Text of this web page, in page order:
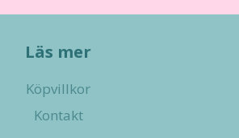
Läs mer
Köpvillkor
Kontakt